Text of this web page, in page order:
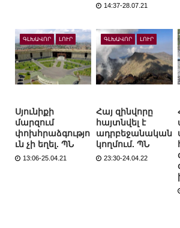
14:37-28.07.21
ԳԼԽԱՎՈՐ ԼՈՒՐ
Սյունիքի
մարզում
փոխհրաձգությո
ւն չի եղել. ՊՆ
13:06-25.04.21
ԳԼԽԱՎՈՐ ԼՈՒՐ
Հայ զինվորը
հայտնվել է
ադրբեջանական
կողմում. ՊՆ
23:30-24.04.22